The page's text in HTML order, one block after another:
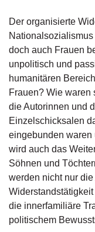
V
o
r
s
c
h
a
u
H
a
n
d
e
P
Der organisierte
doch auch Frauen
unpolitisch und
humanitären
Frauen? Wie
die Autorinnen und
Einzelschicksalen
eingebunden waren
wird auch das
Söhnen und
werden nicht nur
die innerfamiliäre
politischem